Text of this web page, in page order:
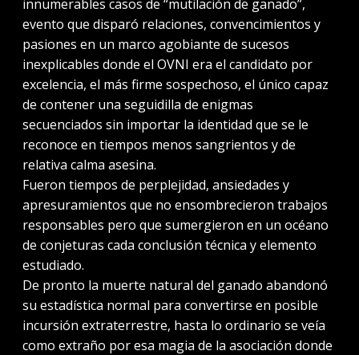
innumerables casos de “mutilación de ganado”,
evento que disparó relaciones, convencimientos y
pasiones en un marco agobiante de sucesos
inexplicables donde el OVNI era el candidato por
excelencia, el más firme sospechoso, el único capaz
de contener una seguidilla de enigmas
secuenciados sin importar la identidad que se le
reconoce en tiempos menos sangrientos y de
relativa calma asesina.
Fueron tiempos de perplejidad, ansiedades y
apresuramientos que no ensombrecieron trabajos
responsables pero que sumergieron en un océano
de conjeturas cada conclusión técnica y elemento
estudiado.
De pronto la muerte natural del ganado abandonó
su estadística normal para convertirse en posible
incursión extraterrestre, hasta lo ordinario se veía
como extraño por esa magia de la asociación donde